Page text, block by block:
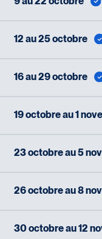
12 au 25 octobre
16 au 29 octobre
19 octobre au 1
23 octobre au 5
26 octobre au 8
30 octobre au 12